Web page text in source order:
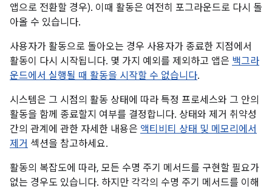
앱으로 전환할 경우). 이때 활동은 여전히 포그라운드로 다시 돌
아올 수 있습니다.
사용자가 활동으로 돌아오는 경우 사용자가 종료한 지점에서
활동이 다시 시작됩니다. 몇 가지 예외를 제외하고 앱은 백그라
운드에서 실행될 때 활동을 시작할 수 없습니다.
시스템은 그 시점의 활동 상태에 따라 특정 프로세스와 그 안의
활동을 함께 종료할지 여부를 결정합니다. 상태와 제거 취약성
간의 관계에 관한 자세한 내용은 액티비티 상태 및 메모리에서
제거 섹션을 참고하세요.
활동의 복잡도에 따라, 모든 수명 주기 메서드를 구현할 필요가
없는 경우도 있습니다. 하지만 각각의 수명 주기 메서드를 이해